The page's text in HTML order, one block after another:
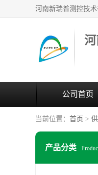
公司首页
当前位置： 首页 >
产品分类